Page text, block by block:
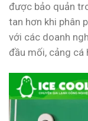
được bảo quản
tan hơn khi phân
với các doanh
đầu mối, cảng cá